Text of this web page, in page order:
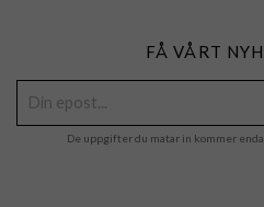
FÅ VÅRT
De uppgifter du matar in kommer